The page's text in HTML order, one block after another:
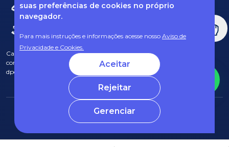
suas preferências de cookies no próprio
navegador.
Para mais instruções e informações acesse nosso Aviso de
Privacidade e Cookies.
Aceitar
Rejeitar
Gerenciar
Caso tenha dúvidas sobre Privacidade de Dados e LGPD, entre em
contato com o nosso DPO (encarregado de dados) via e-mail:
dpo@fcopel.org.br
© 2025 Fundação Copel Todos os direitos reservados